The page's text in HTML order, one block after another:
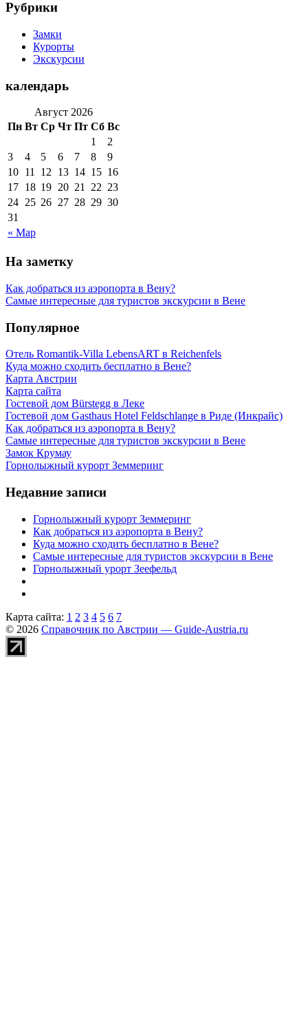
Рубрики
Замки
Курорты
Экскурсии
календарь
Август 2026
Пн Вт Ср Чт Пт Сб Вс
« Мар
1
2
3
4 5 6 7 8
9
10 11 12 13 14 15 16
17 18 19 20 21 22 23
24 25 26 27 28 29 30
31
На заметку
Как добраться из аэропорта в Вену?
Самые интересные для туристов экскурсии в Вене
Популярное
Отель Romantik-Villa LebensART в Reichenfels
Куда можно сходить бесплатно в Вене?
Карта Австрии
Карта сайта
Гостевой дом Bürstegg в Леке
Гостевой дом Gasthaus Hotel Feldschlange в Риде (Инкрайс)
Как добраться из аэропорта в Вену?
Самые интересные для туристов экскурсии в Вене
Замок Крумау
Горнолыжный курорт Земмеринг
Недавние записи
Горнолыжный курорт Земмеринг
Как добраться из аэропорта в Вену?
Куда можно сходить бесплатно в Вене?
Самые интересные для туристов экскурсии в Вене
Горнолыжный урорт Зеефельд
Карта сайта: 1 2 3 4 5 6 7
© 2026 Справочник по Австрии — Guide-Austria.ru